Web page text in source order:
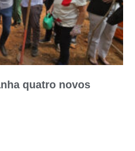
quatro novos